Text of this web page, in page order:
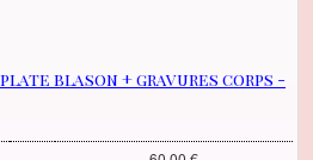
blason + gravures corps -